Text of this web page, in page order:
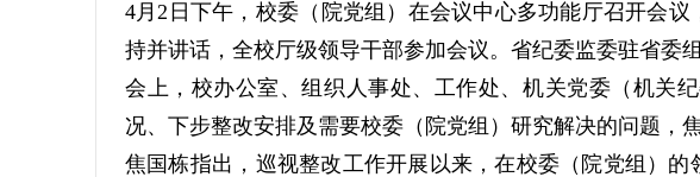
4月2日下午，校委（院党组）在会议中心多功能厅召开会
持并讲话，全校厅级领导干部参加会议。省纪委监委驻省委
会上，校办公室、组织人事处、工作处、机关党委（机关
况、下步整改安排及需要校委（院党组）研究解决的问题，
焦国栋指出，巡视整改工作开展以来，在校委（院党组）